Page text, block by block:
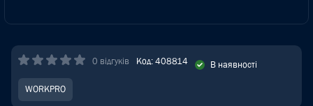
0 відгуків Код: 408814 В наявності
WORKPRO